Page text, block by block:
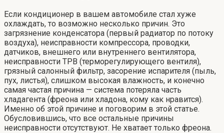
Если кондиционер в вашем автомобиле стал хуже
охлаждать, то возможно несколько причин. Это
загрязнение конденсатора (первый радиатор по потоку
воздуха), неисправности компрессора, проводки,
датчиков, внешнего или внутреннего вентилятора,
неисправности ТРВ (терморегулирующего вентиля),
грязный салонный фильтр, засорение испарителя (пыль,
пух, листья), слишком высокая влажность, и конечно
самая частая причина — система потеряла часть
хладагента (фреона или хладона, кому как нравится).
Именно об этой причине и поговорим в этой статье.
Обусловившись, что все остальные причины
неисправности отсутствуют. Не хватает только фреона.